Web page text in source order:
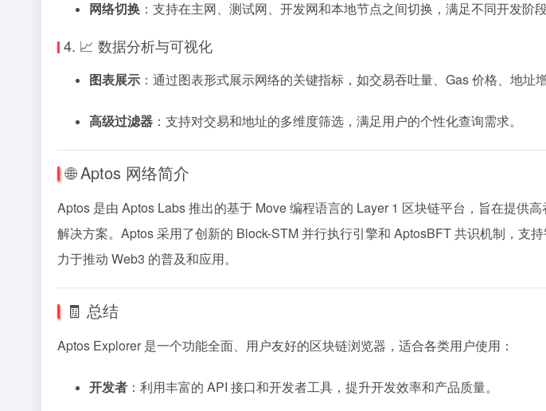
网络切换 ： 支持在主网、测试网、开发网和本地节点之间切换，满足不同开发阶段
4. 📈 数据分析与可视化
图表展示 ： 通过图表形式展示网络的关键指标，如交易吞吐量、Gas 价格、地址
高级过滤器 ： 支持对交易和地址的多维度筛选，满足用户的个性化查询需求。
🌐 Aptos 网络简介
Aptos 是由 Aptos Labs 推出的基于 Move 编程语言的 Layer 1 区块链平台，旨在提供
解决方案。 Aptos 采用了创新的 Block-STM 并行执行引擎和 AptosBFT 共识机制，支
力于推动 Web3 的普及和应用。
🧾 总结
Aptos Explorer 是一个功能全面、用户友好的区块链浏览器，适合各类用户使用：
开发者 ： 利用丰富的 API 接口和开发者工具，提升开发效率和产品质量。